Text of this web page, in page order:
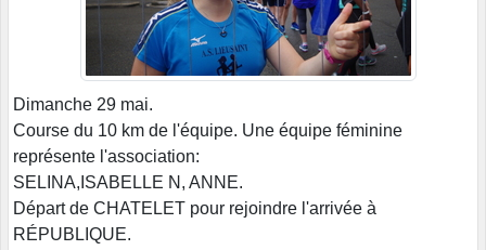
Dimanche 29 mai.
Course du 10 km de l'équipe. Une équipe féminine
représente l'association:
SELINA,ISABELLE N, ANNE.
Départ de CHATELET pour rejoindre l'arrivée à
RÉPUBLIQUE.